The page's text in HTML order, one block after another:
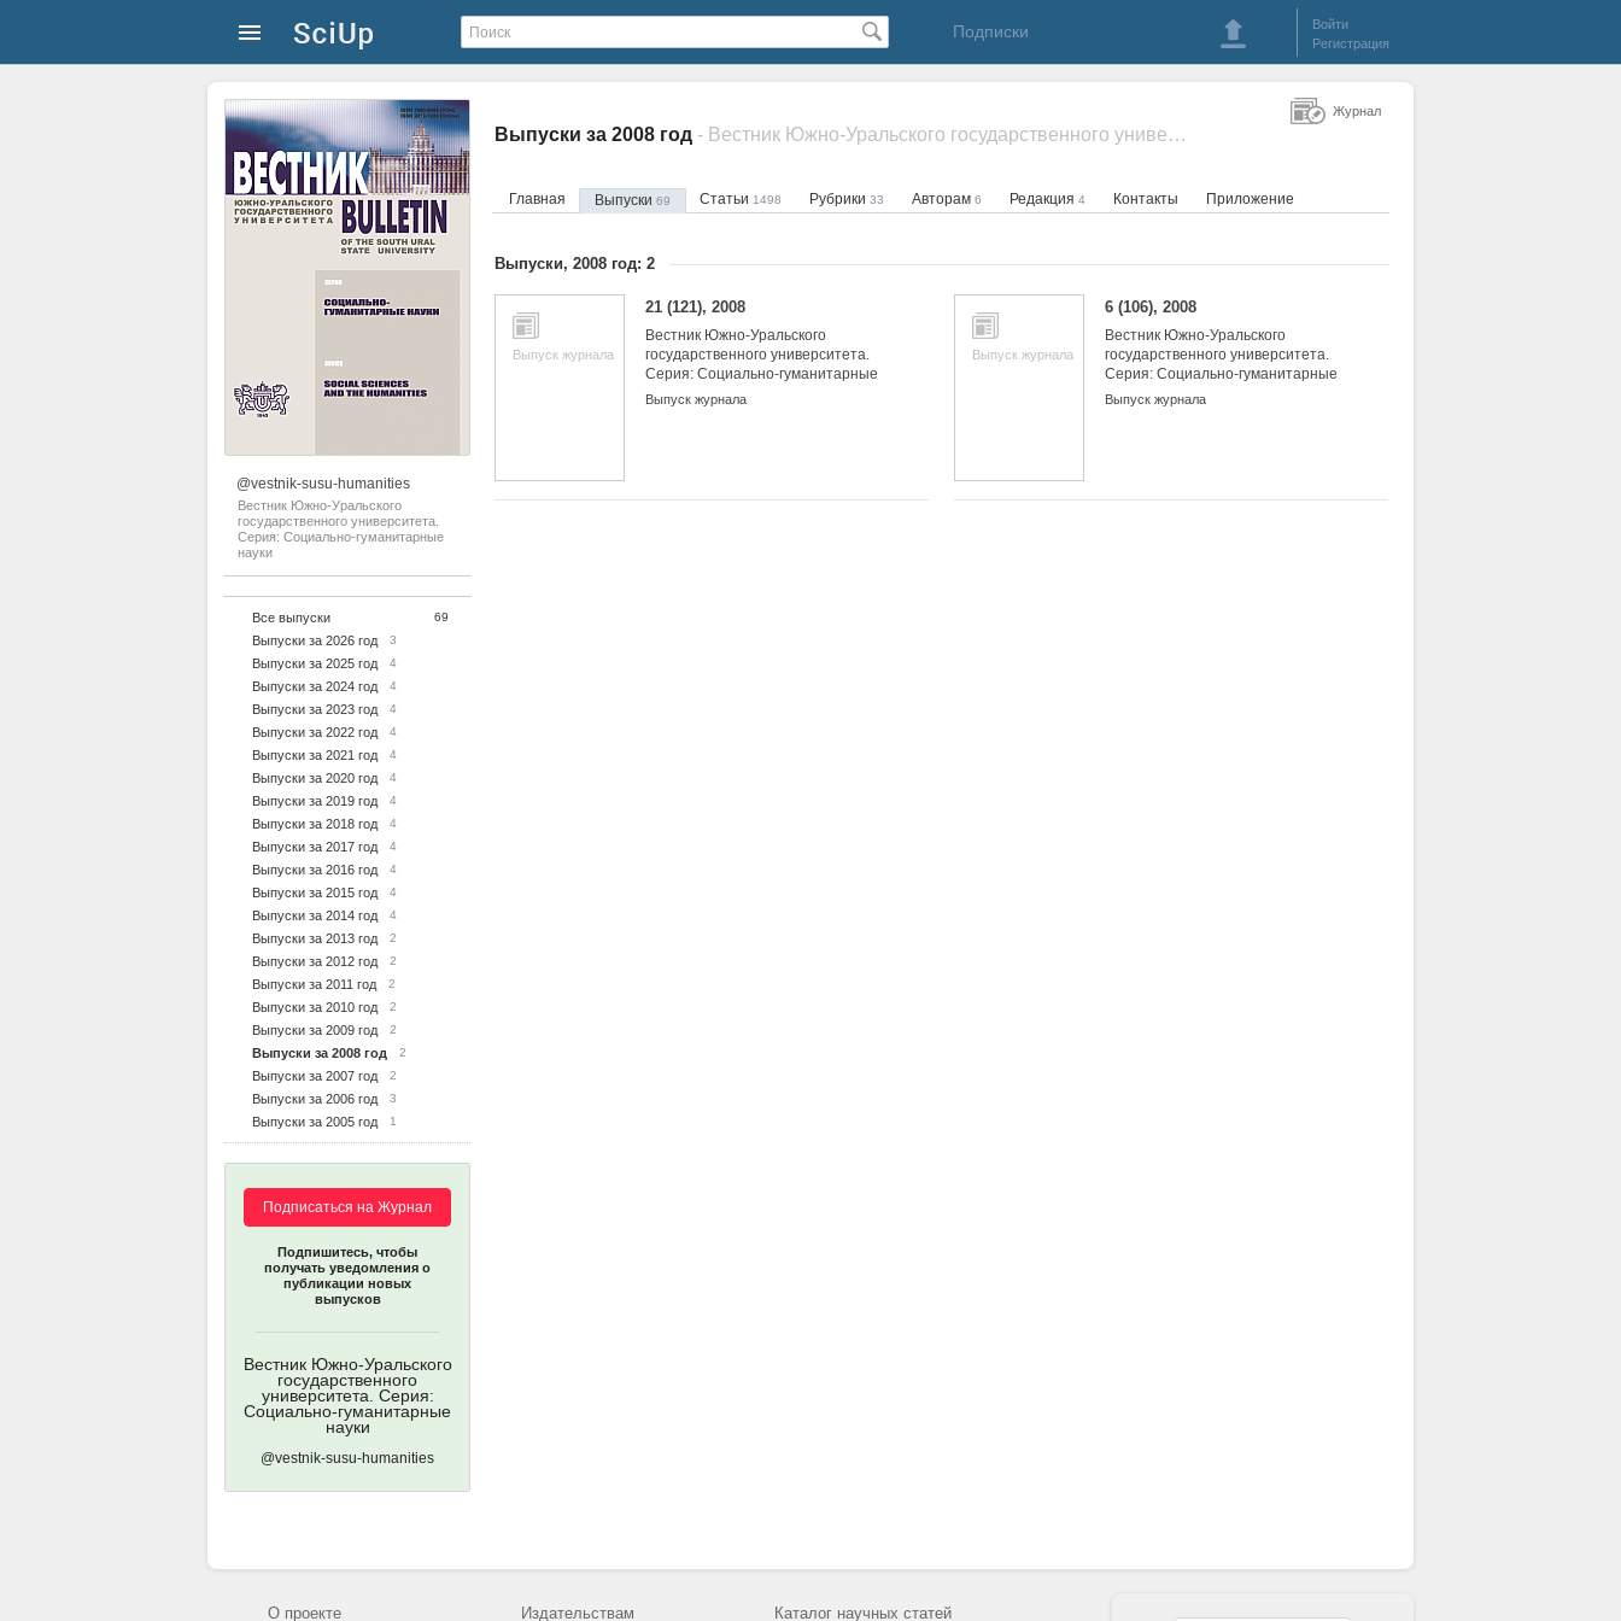
Подписки
Войти
Регистрация
@vestnik-susu-humanities
Вестник Южно-Уральского
государственного университета.
Серия: Социально-гуманитарные
науки
Все выпуски 69
Выпуски за 2026 год 3
Выпуски за 2025 год 4
Выпуски за 2024 год 4
Выпуски за 2023 год 4
Выпуски за 2022 год 4
Выпуски за 2021 год 4
Выпуски за 2020 год 4
Выпуски за 2019 год 4
Выпуски за 2018 год 4
Выпуски за 2017 год 4
Выпуски за 2016 год 4
Выпуски за 2015 год 4
Выпуски за 2014 год 4
Выпуски за 2013 год 2
Выпуски за 2012 год 2
Выпуски за 2011 год 2
Выпуски за 2010 год 2
Выпуски за 2009 год 2
Выпуски за 2008 год 2
Выпуски за 2007 год 2
Выпуски за 2006 год 3
Выпуски за 2005 год 1
Подписаться на Журнал
Подпишитесь, чтобы
получать уведомления о
публикации новых
выпусков
Вестник Южно-Уральского
государственного
университета. Серия:
Социально-гуманитарные
науки
@vestnik-susu-humanities
Выпуски за 2008 год - Вестник Южно-Уральского государственного университета. Серия: Социально-гуманитарные науки
Главная Выпуски 69 Статьи 1498 Рубрики 33 Авторам 6 Редакция 4 Контакты Приложение
Выпуски, 2008 год: 2
Выпуск журнала
21 (121), 2008
Вестник Южно-Уральского
государственного университета.
Серия: Социально-гуманитарные
науки
Выпуск журнала
Выпуск журнала
6 (106), 2008
Вестник Южно-Уральского
государственного университета.
Серия: Социально-гуманитарные
науки
Выпуск журнала
Журнал
О проекте Издательствам Каталог научных статей